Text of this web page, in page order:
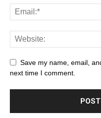
Save my name, email,
next time I comment.